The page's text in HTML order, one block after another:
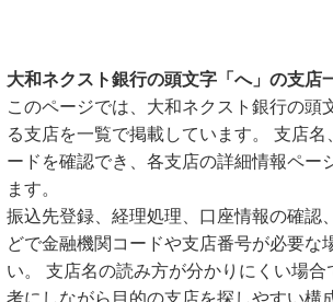
大和ネクスト銀行の頭文字「へ」の支店
このページでは、大和ネクスト銀行の頭
る支店を一覧で掲載しています。 支店名
ードを確認でき、各支店の詳細情報ペー
ます。
振込先登録、経理処理、口座情報の確認
どで金融機関コードや支店番号が必要な
い。 支店名の読み方が分かりにくい場合
考にしながら目的の支店を探しやすい構